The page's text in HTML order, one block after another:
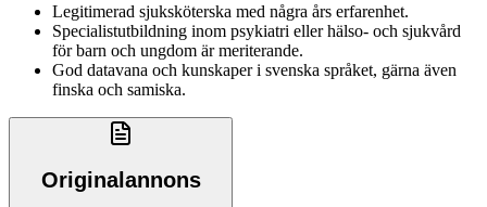
Legitimerad sjuksköterska med några års erfarenhet.
Specialistutbildning inom psykiatri eller hälso- och sjukvård
för barn och ungdom är meriterande.
God datavana och kunskaper i svenska språket, gärna även
finska och samiska.
Originalannons